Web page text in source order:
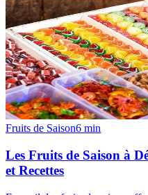
Fruits de Saison6 min
Les Fruits de Saison à
et Recettes